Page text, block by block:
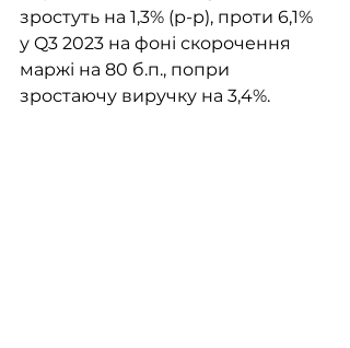
зростуть на 1,3% (р-р), проти 6,1%
у Q3 2023 на фоні скорочення
маржі на 80 б.п., попри
зростаючу виручку на 3,4%.